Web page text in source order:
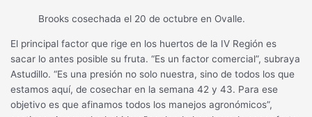
Brooks cosechada el 20 de octubre en Ovalle.
El principal factor que rige en los huertos de la IV Región es
sacar lo antes posible su fruta. “Es un factor comercial”, subraya
Astudillo. “Es una presión no solo nuestra, sino de todos los que
estamos aquí, de cosechar en la semana 42 y 43. Para ese
objetivo es que afinamos todos los manejos agronómicos”,